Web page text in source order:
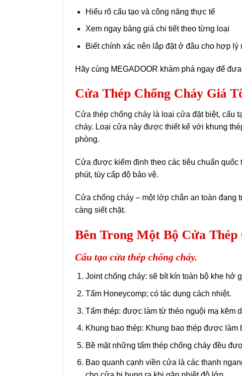
Hiểu rõ cấu tạo và công năng thực tế
Xem ngay bảng giá chi tiết theo từng loại
Biết chính xác nên lắp đặt ở đâu cho hợp lý
Hãy cùng MEGADOOR khám phá ngay để
Cửa Thép Chống Cháy Giá
Cửa thép chống cháy là loại cửa đặt biệt, cấu
cháy. Loại cửa này được thiết kế với khung
phòng.
Cửa được kiểm định theo các tiêu chuẩn quốc
phút, tùy cấp độ bảo vệ.
Cửa chống cháy – một lớp chắn an toàn đang
càng siết chặt.
Bên Trong Một Bộ Cửa
Cấu tạo cửa thép chống cháy.
Joint chống cháy: sẽ bít kín toàn bộ khe hở
Tấm Honeycomp; có tác dụng cách nhiệt.
Tấm thép: được làm từ théo nguội mạ kẽm
Khung bao thép: Khung bao thép được
Bề mặt những tấm thép chống cháy đều
Bao quanh cạnh viền cửa là các thanh